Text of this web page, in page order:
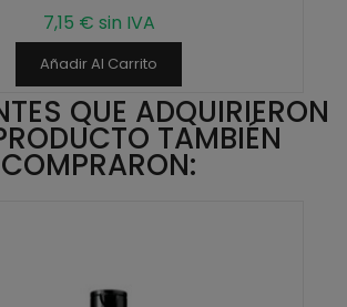
7,15 € sin IVA
Añadir Al Carrito
QUE ADQUIRIERON
TAMBIÉN
COMPRARON: